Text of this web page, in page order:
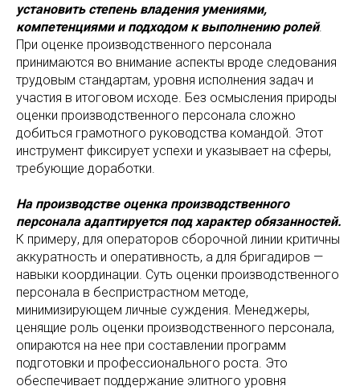
установить степень владения умениями,
компетенциями и подходом к выполнению ролей.
При оценке производственного персонала
принимаются во внимание аспекты вроде следования
трудовым стандартам, уровня исполнения задач и
участия в итоговом исходе. Без осмысления природы
оценки производственного персонала сложно
добиться грамотного руководства командой. Этот
инструмент фиксирует успехи и указывает на сферы,
требующие доработки.
На производстве оценка производственного
персонала адаптируется под характер обязанностей.
К примеру, для операторов сборочной линии критичны
аккуратность и оперативность, а для бригадиров —
навыки координации. Суть оценки производственного
персонала в беспристрастном методе,
минимизирующем личные суждения. Менеджеры,
ценящие роль оценки производственного персонала,
опираются на нее при составлении программ
подготовки и профессионального роста. Это
обеспечивает поддержание элитного уровня